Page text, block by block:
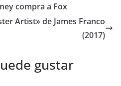
compra a Fox
Artist» de James Franco
(2017)
gustar